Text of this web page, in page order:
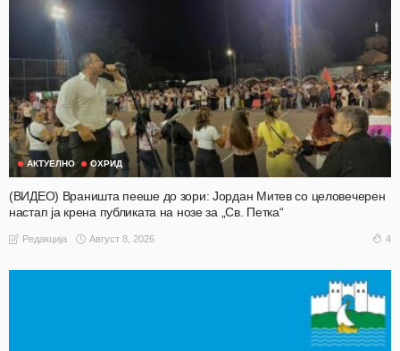
АКТУЕЛНО ОХРИД
(ВИДЕО) Враништа пееше до зори: Јордан Митев со целовечерен
настап ја крена публиката на нозе за „Св. Петка“
Редакција Август 8, 2026 4